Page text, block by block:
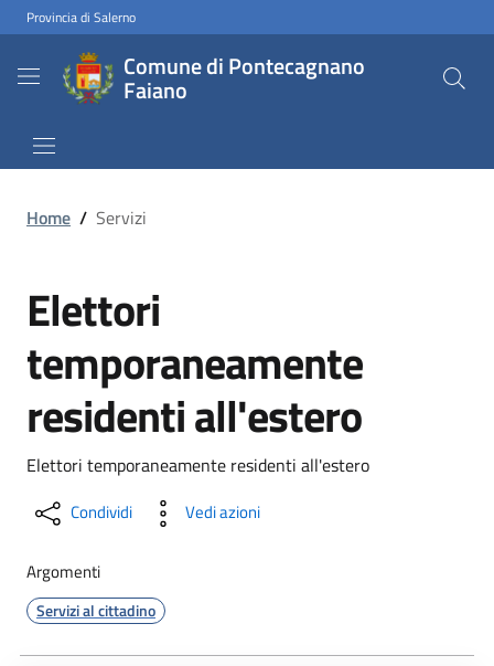
Provincia di Salerno
Comune di Pontecagnano
Faiano
Home / Servizi
Elettori
temporaneamente
residenti all'estero
Elettori temporaneamente residenti all'estero
Condividi Vedi azioni
Argomenti
Servizi al cittadino